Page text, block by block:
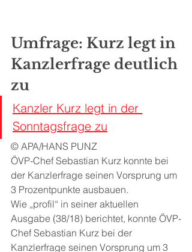
Umfrage: Kurz legt in
Kanzlerfrage deutlich
zu
Kanzler Kurz legt in der
Sonntagsfrage zu
© APA/HANS PUNZ
ÖVP-Chef Sebastian Kurz konnte bei
der Kanzlerfrage seinen Vorsprung um
3 Prozentpunkte ausbauen.
Wie „profil“ in seiner aktuellen
Ausgabe (38/18) berichtet, konnte ÖVP-
Chef Sebastian Kurz bei der
Kanzlerfrage seinen Vorsprung um 3